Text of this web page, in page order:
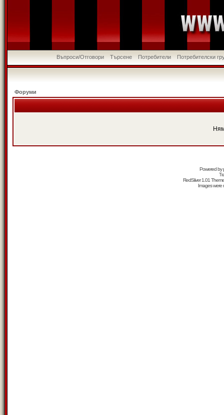
Въпроси/Отговори Търсене Потребители Потребителски
Форуми
Powered by
RedSilver 1.01
Images were